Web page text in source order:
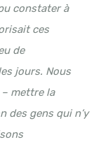
constater à
ces
de
jours. Nous
mettre la
des gens qui n’y